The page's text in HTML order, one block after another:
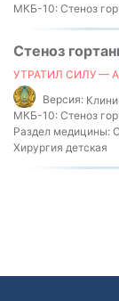
МКБ-10: Стеноз
Стеноз
УТРАТИЛ СИЛУ —
Версия:
МКБ-10: Стеноз
Раздел медицины:
Хирургия детская